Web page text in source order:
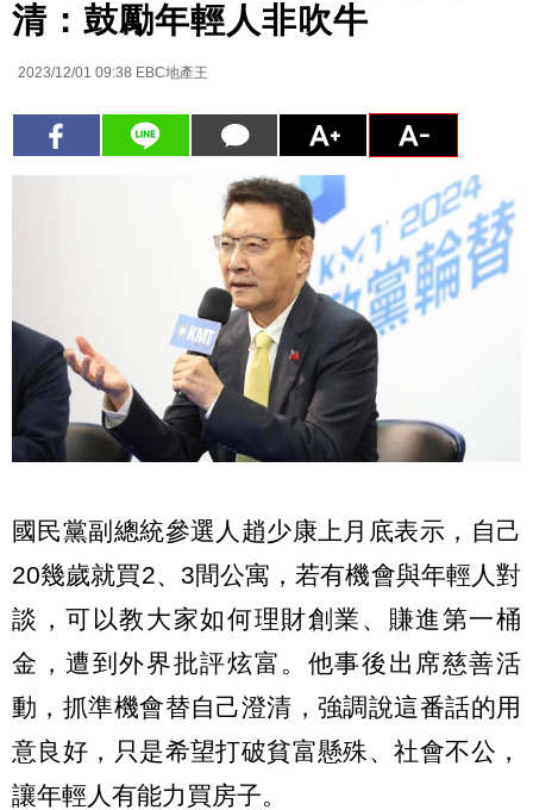
清：鼓勵年輕人非吹牛
2023/12/01 09:38 EBC地產王
國民黨副總統參選人趙少康上月底表示，自己
20幾歲就買2、3間公寓，若有機會與年輕人對
談，可以教大家如何理財創業、賺進第一桶
金，遭到外界批評炫富。他事後出席慈善活
動，抓準機會替自己澄清，強調說這番話的用
意良好，只是希望打破貧富懸殊、社會不公，
讓年輕人有能力買房子。